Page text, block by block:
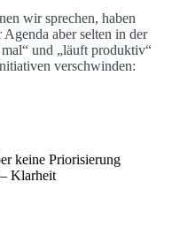
wir sprechen, haben
aber selten in der
und „läuft produktiv“
verschwinden:
keine Priorisierung
Klarheit